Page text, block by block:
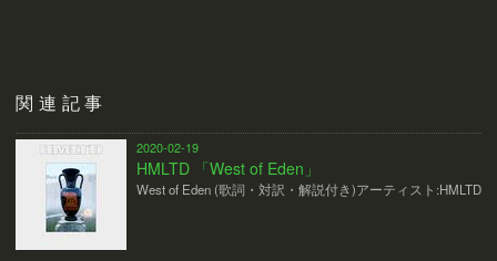
関連記事
2020-02-19
HMLTD 「West of Eden」
West of Eden (歌詞・対訳・解説付き)アーティスト:HMLTD